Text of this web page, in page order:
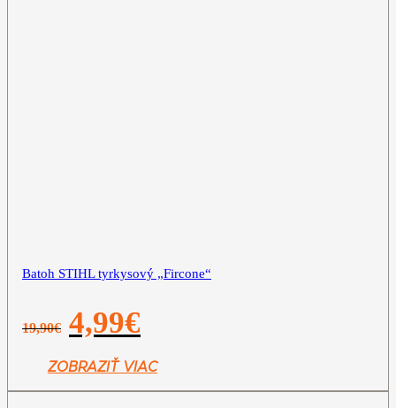
Batoh STIHL tyrkysový „Fircone“
19,90€
Pôvodná
cena
19,90€.
4,99€
4,99€.
ZOBRAZIŤ VIAC